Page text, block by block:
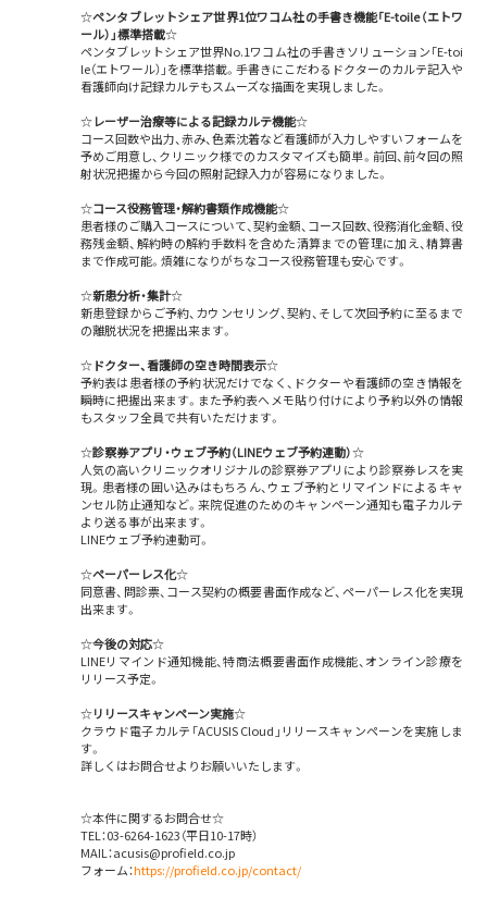
☆ペンタブレットシェア世界1位ワコム社の手書き機能「E-toile（エトワ
ール）」標準搭載☆
ペンタブレットシェア世界No.1ワコム社の手書きソリューション「E-toi
le（エトワール）」を標準搭載。手書きにこだわるドクターのカルテ記入や
看護師向け記録カルテもスムーズな描画を実現しました。
☆レーザー治療等による記録カルテ機能☆
コース回数や出力、赤み、色素沈着など看護師が入力しやすいフォームを
予めご用意し、クリニック様でのカスタマイズも簡単。前回、前々回の照
射状況把握から今回の照射記録入力が容易になりました。
☆コース役務管理・解約書類作成機能☆
患者様のご購入コースについて、契約金額、コース回数、役務消化金額、役
務残金額、解約時の解約手数料を含めた清算までの管理に加え、精算書
まで作成可能。煩雑になりがちなコース役務管理も安心です。
☆新患分析・集計☆
新患登録からご予約、カウンセリング、契約、そして次回予約に至るまで
の離脱状況を把握出来ます。
☆ドクター、看護師の空き時間表示☆
予約表は患者様の予約状況だけでなく、ドクターや看護師の空き情報を
瞬時に把握出来ます。また予約表へメモ貼り付けにより予約以外の情報
もスタッフ全員で共有いただけます。
☆診察券アプリ・ウェブ予約（LINEウェブ予約連動）☆
​人気の高いクリニックオリジナルの診察券アプリにより診察券レスを実
現。患者様の囲い込みはもちろん、ウェブ予約とリマインドによるキャ
ンセル防止通知など。来院促進のためのキャンペーン通知も電子カルテ
より送る事が出来ます。
​LINEウェブ予約連動可。
☆ペーパーレス化​☆
同意書、問診票、コース契約の概要書面作成など、ペーパーレス化を実現
出来ます。
☆今後の対応☆
LINEリマインド通知機能、特商法概要書面作成機能、オンライン診療を
リリース予定。
☆リリースキャンペーン実施☆
クラウド電子カルテ「ACUSIS Cloud」リリースキャンペーンを実施しま
す。
詳しくはお問合せよりお願いいたします。
☆本件に関するお問合せ☆
TEL：03-6264-1623（平日10-17時）
MAIL：acusis@profield.co.jp
フォーム：https://profield.co.jp/contact/